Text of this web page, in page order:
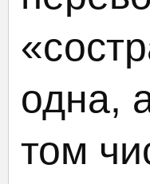
одна,
том